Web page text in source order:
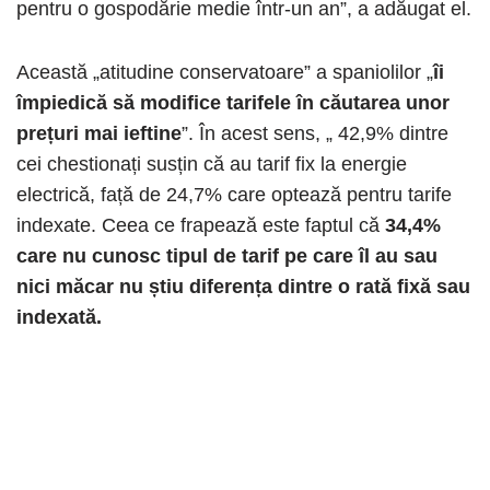
pentru o gospodărie medie într-un an”, a adăugat el.
Această „atitudine conservatoare” a spaniolilor „îi
împiedică să modifice tarifele în căutarea unor
prețuri mai ieftine”. În acest sens, „ 42,9% dintre
cei chestionați susțin că au tarif fix la energie
electrică, față de 24,7% care optează pentru tarife
indexate. Ceea ce frapează este faptul că 34,4%
care nu cunosc tipul de tarif pe care îl au sau
nici măcar nu știu diferența dintre o rată fixă ​​sau
indexată.